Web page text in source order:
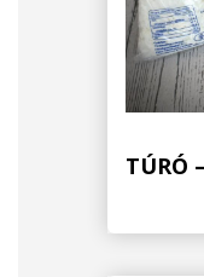
TÚRÓ